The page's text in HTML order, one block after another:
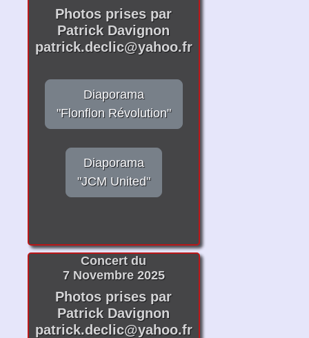
Photos prises par
Patrick Davignon
patrick.declic@yahoo.fr
Diaporama
"Flonflon Révolution"
Diaporama
"JCM United"
Concert du
7 Novembre 2025
Photos prises par
Patrick Davignon
patrick.declic@yahoo.fr